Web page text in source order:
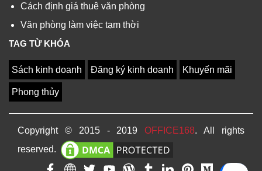
Cách định giá thuê văn phòng
Văn phòng làm việc tạm thời
TAG TỪ KHÓA
Sách kinh doanh Đăng ký kinh doanh Khuyến mãi
Phong thủy
Copyright © 2015 - 2019OFFICE168. All rights
reserved.